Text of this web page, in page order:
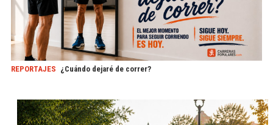
REPORTAJES ¿Cuándo dejaré de correr?